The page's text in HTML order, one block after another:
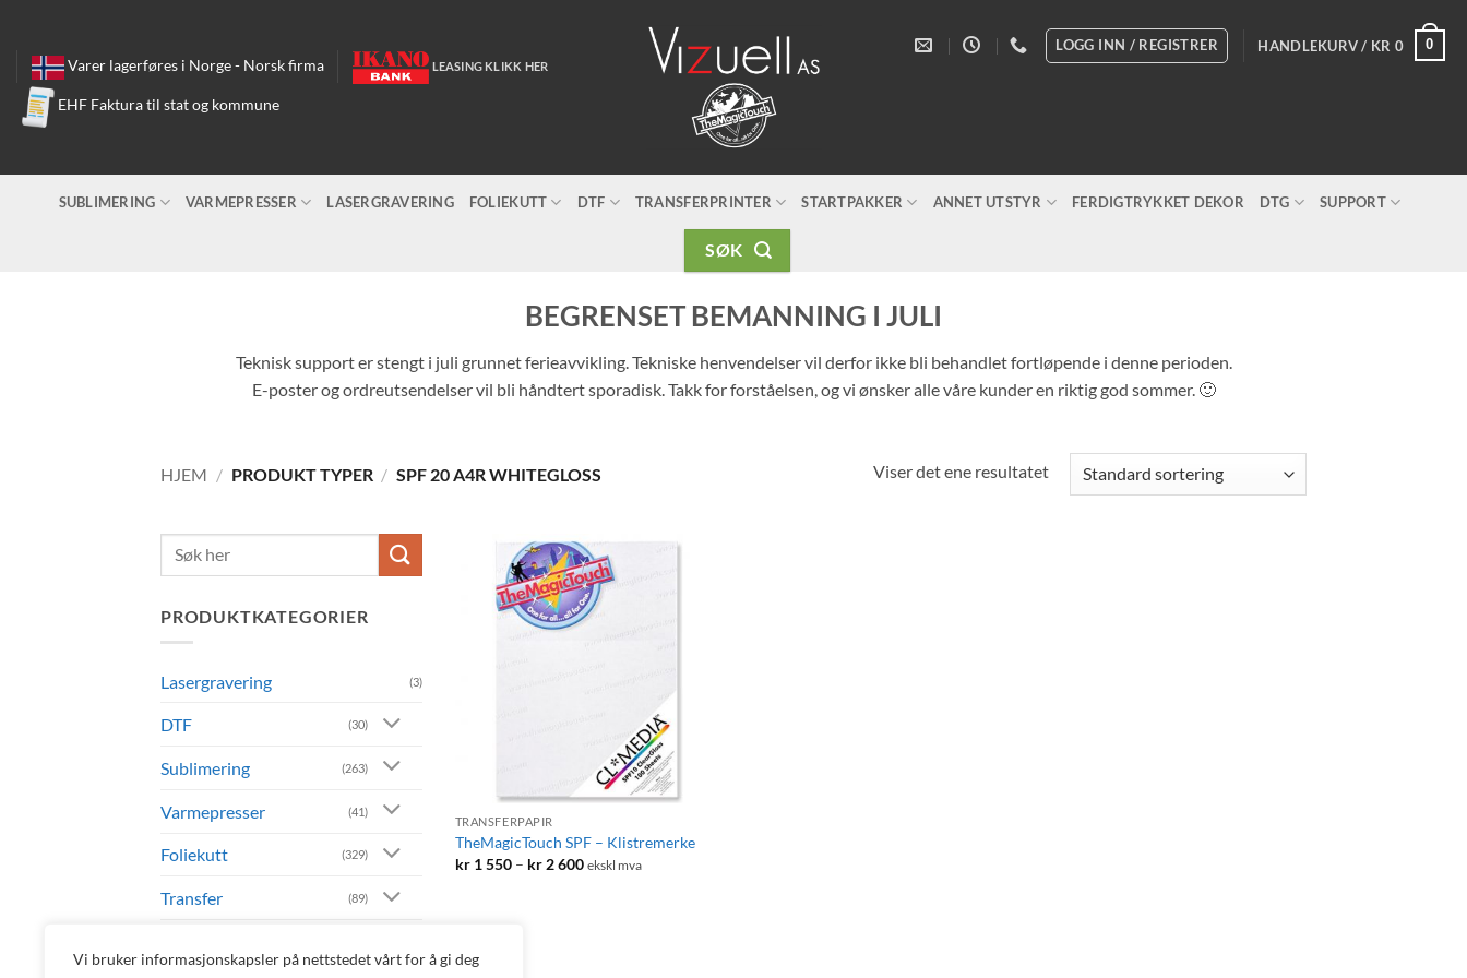
Vi bruker informasjonskapsler på nettstedet vårt for å gi deg
content Varer lagerføres i Norge - Norsk firma LEASING KLIKK HER
EHF Faktura til stat og kommune
LOGG INN / REGISTRER HANDLEKURV / KR 0 0
SUBLIMERING VARMEPRESSER LASERGRAVERING FOLIEKUTT DTF TRANSFERPRINTER STARTPAKKER ANNET UTSTYR FERDIGTRYKKET DEKOR DTG SUPPORT
SØK
BEGRENSET BEMANNING I JULI
Teknisk support er stengt i juli grunnet ferieavvikling. Tekniske henvendelser vil derfor ikke bli behandlet fortløpende i denne perioden.
E-poster og ordreutsendelser vil bli håndtert sporadisk. Takk for forståelsen, og vi ønsker alle våre kunder en riktig god sommer. 🙂
HJEM / PRODUKT TYPER / SPF 20 A4R WHITEGLOSS Viser det ene resultatet
Søk
PRODUKTKATEGORIER
Lasergravering (3)
DTF (30)
Sublimering (263)
Varmepresser (41)
Foliekutt (329)
Transfer (89)
TRANSFERPAPIR
TheMagicTouch SPF – Klistremerke
kr1 550 – kr2 600Prisområde:
ekskl mva